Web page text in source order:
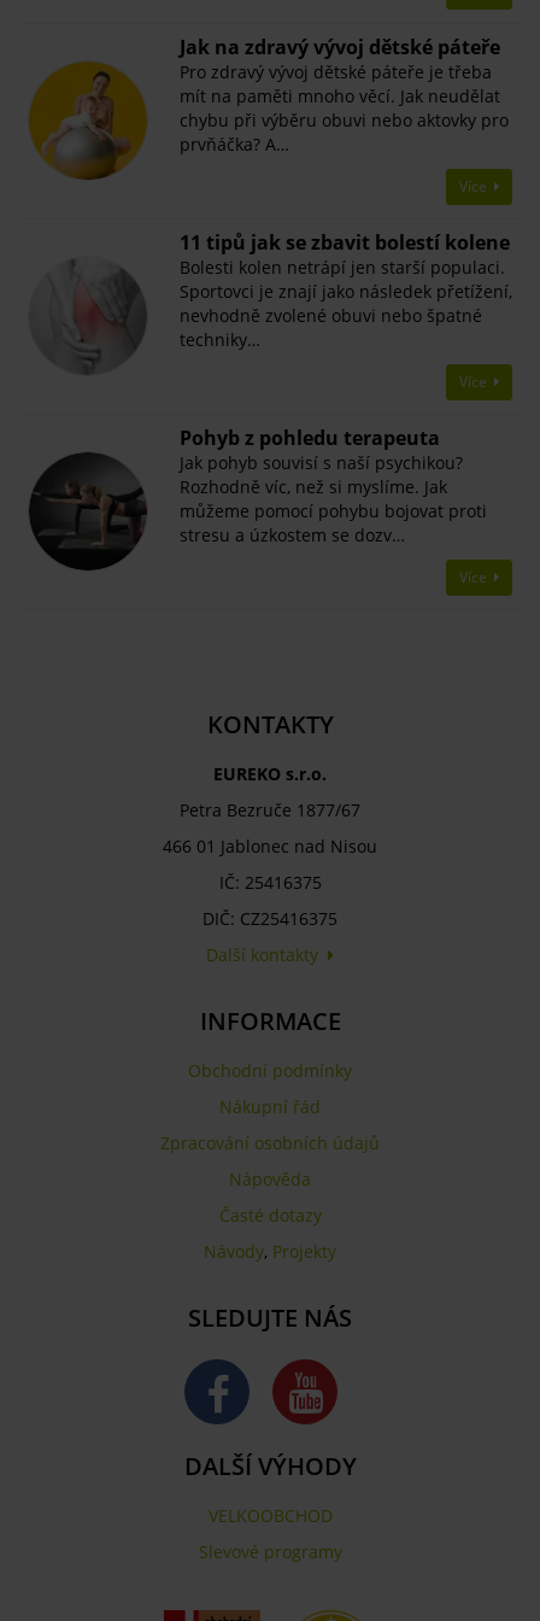
​Jak na zdravý vývoj dětské páteře
Pro zdravý vývoj dětské páteře je třeba
mít na paměti mnoho věcí. Jak neudělat
chybu při výběru obuvi nebo aktovky pro
prvňáčka? A…
Více
11 tipů jak se zbavit bolestí kolene
Bolesti kolen netrápí jen starší populaci.
Sportovci je znají jako následek přetížení,
nevhodně zvolené obuvi nebo špatné
techniky…
Více
Pohyb z pohledu terapeuta
Jak pohyb souvisí s naší psychikou?
Rozhodně víc, než si myslíme. Jak
můžeme pomocí pohybu bojovat proti
stresu a úzkostem se dozv…
Více
KONTAKTY
EUREKO s.r.o.
Petra Bezruče 1877/67
466 01 Jablonec nad Nisou
IČ: 25416375
DIČ: CZ25416375
Další kontakty
INFORMACE
Obchodní podmínky
Nákupní řád
Zpracování osobních údajů
Nápověda
Časté dotazy
Návody, Projekty
SLEDUJTE NÁS
DALŠÍ VÝHODY
VELKOOBCHOD
Slevové programy